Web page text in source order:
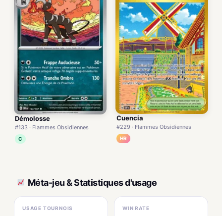
Démolosse
#133 · Flammes Obsidiennes
C
Cuencia
#229 · Flammes Obsidiennes
HR
Méta-jeu & Statistiques d'usage
USAGE TOURNOIS WIN RATE